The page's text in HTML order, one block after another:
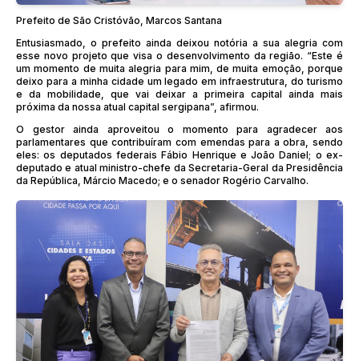
Prefeito de São Cristóvão, Marcos Santana
Entusiasmado, o prefeito ainda deixou notória a sua alegria com
esse novo projeto que visa o desenvolvimento da região. “Este é
um momento de muita alegria para mim, de muita emoção, porque
deixo para a minha cidade um legado em infraestrutura, do turismo
e da mobilidade, que vai deixar a primeira capital ainda mais
próxima da nossa atual capital sergipana”, afirmou.
O gestor ainda aproveitou o momento para agradecer aos
parlamentares que contribuíram com emendas para a obra, sendo
eles: os deputados federais Fábio Henrique e João Daniel; o ex-
deputado e atual ministro-chefe da Secretaria-Geral da Presidência
da República, Márcio Macedo; e o senador Rogério Carvalho.